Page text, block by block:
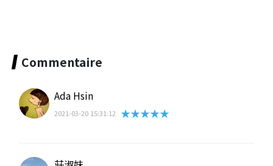
Commentaire
Ada Hsin
2021-03-20 15:31:12 ★★★★★